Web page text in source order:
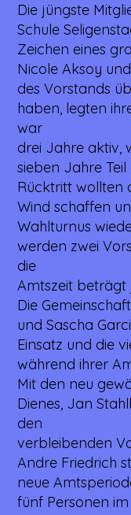
Die jüngste
Schule
Zeichen eines
Nicole Aksoy
des Vorstands
haben, legten
war
drei Jahre aktiv,
sieben Jahre
Rücktritt wollten
Wind schaffen
Wahlturnus
werden zwei
die
Amtszeit beträgt
Die
und Sascha
Einsatz und die
während ihrer
Mit den neu
Dienes, Jan
den
verbleibenden
Andre Friedrich
neue
fünf Personen